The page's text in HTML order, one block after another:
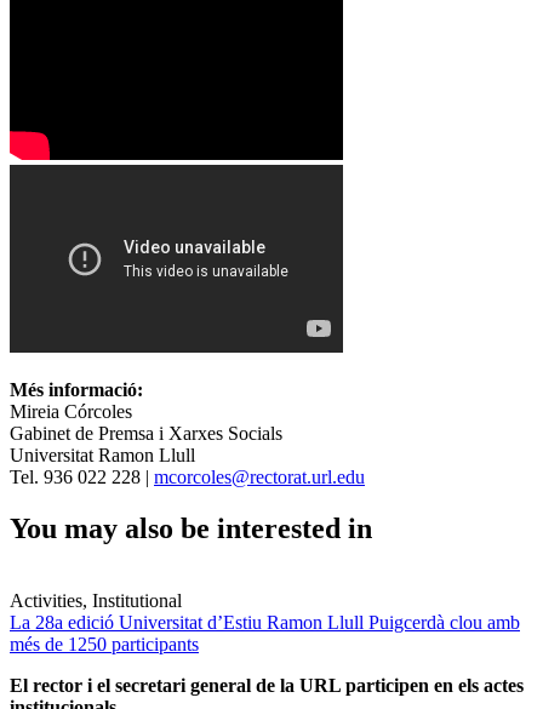
Més informació:
Mireia Córcoles
Gabinet de Premsa i Xarxes Socials
Universitat Ramon Llull
Tel. 936 022 228 | mcorcoles@rectorat.url.edu
You may also be interested in
Activities, Institutional
La 28a edició Universitat d’Estiu Ramon Llull Puigcerdà clou amb
més de 1250 participants
El rector i el secretari general de la URL participen en els actes